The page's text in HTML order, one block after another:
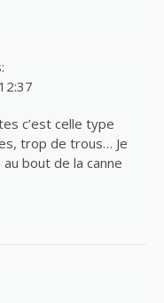
c’est celle type
trop de trous… Je
bout de la canne